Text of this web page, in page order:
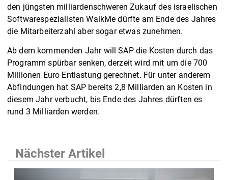
den jüngsten milliardenschweren Zukauf des israelischen
Softwarespezialisten WalkMe dürfte am Ende des Jahres
die Mitarbeiterzahl aber sogar etwas zunehmen.
Ab dem kommenden Jahr will SAP die Kosten durch das
Programm spürbar senken, derzeit wird mit um die 700
Millionen Euro Entlastung gerechnet. Für unter anderem
Abfindungen hat SAP bereits 2,8 Milliarden an Kosten in
diesem Jahr verbucht, bis Ende des Jahres dürften es
rund 3 Milliarden werden.
Nächster Artikel